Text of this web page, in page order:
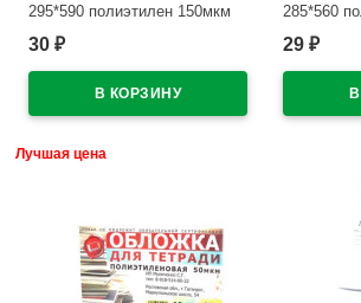
295*590 полиэтилен 150мкм
универсальная М арт У 295
30 ₽
285*560
29 ₽
Лучшая цена